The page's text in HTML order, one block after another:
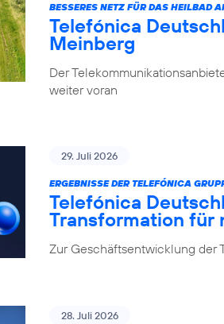
BESSERES NETZ FÜR DAS HEILBAD
Telefónica
Meinberg
Der
weiter voran
29. Juli 2026
ERGEBNISSE DER TELEFÓNICA
Telefónica
Transformation für
Zur Geschäftsentwicklung der
28. Juli 2026